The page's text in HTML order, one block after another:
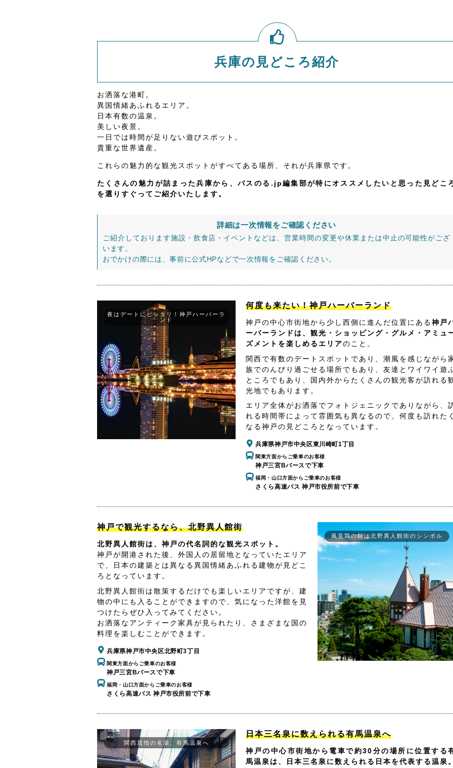
兵庫の見どころ紹介
お洒落な港町。
異国情緒あふれるエリア。
日本有数の温泉。
美しい夜景。
一日では時間が足りない遊びスポット。
貴重な世界遺産。
これらの魅力的な観光スポットがすべてある場所、それが兵庫県です。
たくさんの魅力が詰まった兵庫から、バスのる.jp編集部が特にオススメしたいと思った見どこ
を選りすぐってご紹介いたします。
詳細は一次情報をご確認ください
ご紹介しております施設・飲食店・イベントなどは、営業時間の変更や休業または中止の可能性がござ
います。
おでかけの際には、事前に公式HPなどで一次情報をご確認ください。
夜はデートにピッタリ！神戸ハーバーラ
ンド
何度も来たい！神戸ハーバーランド
神戸の中心市街地から少し西側に進んだ位置にある神戸
ーバーランドは、観光・ショッピング・グルメ・アミュ
ズメントを楽しめるエリアのこと。
関西で有数のデートスポットであり、潮風を感じながら
族でのんびり過ごせる場所でもあり、友達とワイワイ遊
ところでもあり、国内外からたくさんの観光客が訪れる
光地でもあります。
エリア全体がお洒落でフォトジェニックでありながら、
れる時間帯によって雰囲気も異なるので、何度も訪れた
なる神戸の見どころとなっています。
兵庫県神戸市中央区東川崎町1丁目
関東方面からご乗車のお客様
神戸三宮Bバースで下車
福岡・山口方面からご乗車のお客様
さくら高速バス 神戸市役所前で下車
神戸で観光するなら、北野異人館街
北野異人館街は、神戸の代名詞的な観光スポット。
神戸が開港された後、外国人の居留地となっていたエリア
で、日本の建築とは異なる異国情緒あふれる建物が見どこ
ろとなっています。
北野異人館街は散策するだけでも楽しいエリアですが、建
物の中にも入ることができますので、気になった洋館を見
つけたらぜひ入ってみてください。
お洒落なアンティーク家具が見られたり、さまざまな国の
料理を楽しむことができます。
兵庫県神戸市中央区北野町3丁目
関東方面からご乗車のお客様
神戸三宮Bバースで下車
福岡・山口方面からご乗車のお客様
さくら高速バス 神戸市役所前で下車
風見鶏の館は北野異人館街のシンボル
関西屈指の名湯、有馬温泉へ
日本三名泉に数えられる有馬温泉へ
神戸の中心市街地から電車で約30分の場所に位置する
馬温泉は、日本三名泉に数えられる日本を代表する温泉